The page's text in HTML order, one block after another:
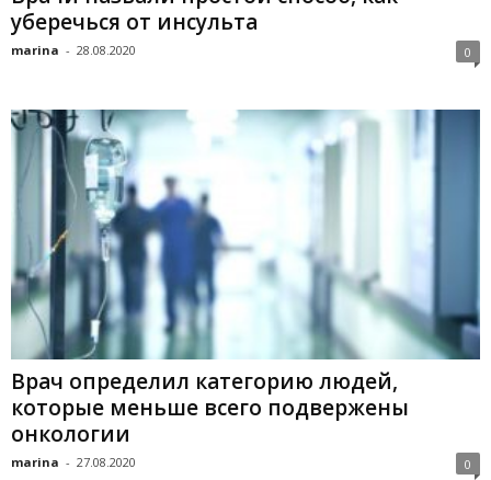
уберечься от инсульта
marina - 28.08.2020 0
Врач определил категорию людей,
которые меньше всего подвержены
онкологии
marina - 27.08.2020 0